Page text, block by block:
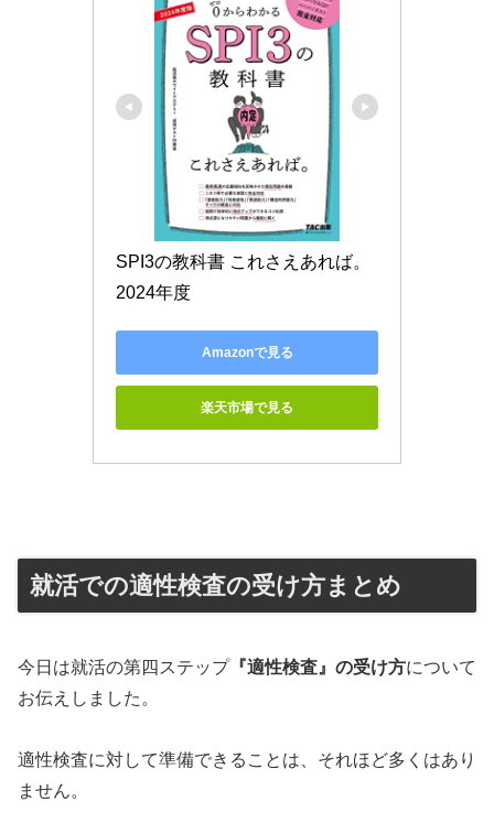
SPI3の教科書 これさえあれば。
2024年度
Amazonで見る
楽天市場で見る
就活での適性検査の受け方まとめ
今日は就活の第四ステップ『適性検査』の受け方について
お伝えしました。
適性検査に対して準備できることは、それほど多くはあり
ません。